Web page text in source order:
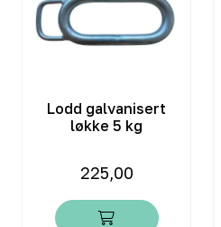
Lodd galvanisert
løkke 5 kg
225,00